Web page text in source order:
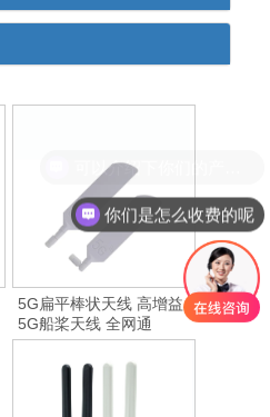
5G扁平棒状天线 高增益
5G船桨天线 全网通
你们是怎么收费的呢